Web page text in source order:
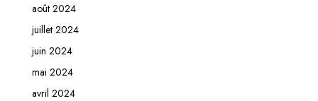
août 2024
juillet 2024
juin 2024
mai 2024
avril 2024